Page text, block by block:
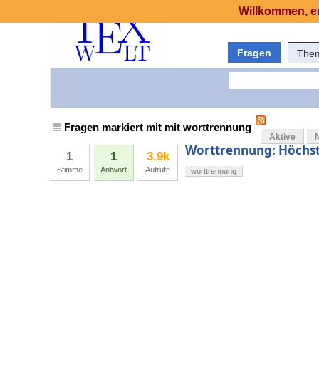
Fragen
Fragen markiert mit mit worttrennung
Aktive
1
Stimme
1
Antwort
3.9k
Aufrufe
Worttrennung:
worttrennung
Willkommen,